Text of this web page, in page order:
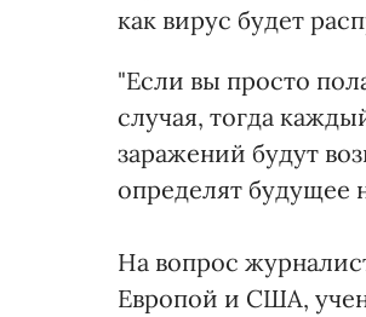
как вирус будет
"Если вы просто
случая, тогда
заражений будут
определят будущее
На вопрос
Европой и США,